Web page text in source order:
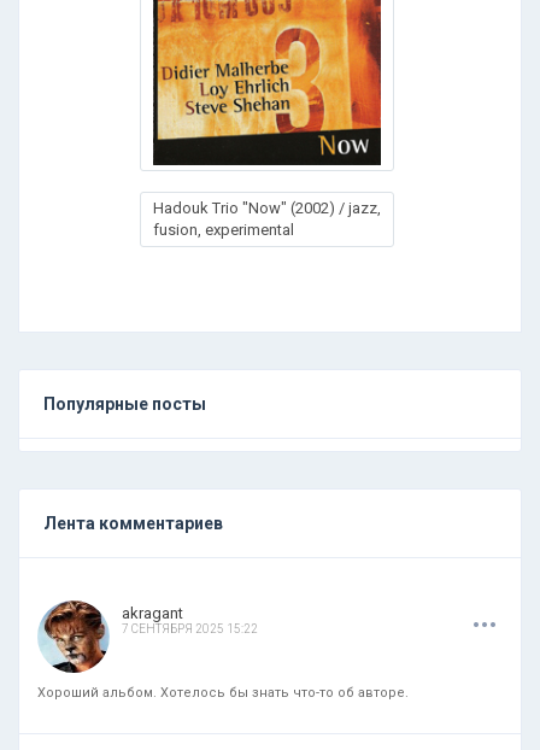
Hadouk Trio "Now" (2002) / jazz,
fusion, experimental
Популярные посты
Лента комментариев
akragant
7 СЕНТЯБРЯ 2025 15:22 ...
Хороший альбом. Хотелось бы знать что-то об авторе.